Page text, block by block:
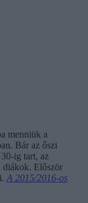
menniük a
Bár az őszi
ig tart, az
diákok. Először
A 2015/2016-os